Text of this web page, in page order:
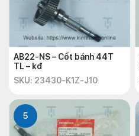
AB22-NS – Cốt bánh 44T
TL – kđ
SKU: 23430-K1Z-J10
5